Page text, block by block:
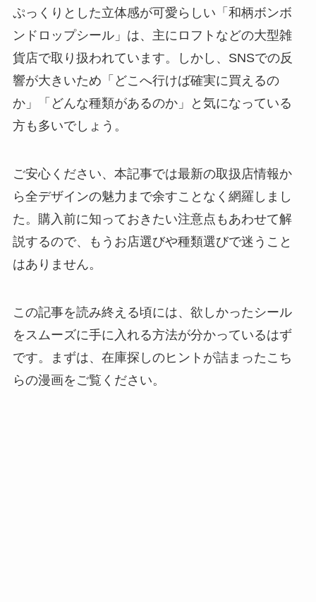
ぷっくりとした立体感が可愛らしい「和柄ボンボ
ンドロップシール」は、主にロフトなどの大型雑
貨店で取り扱われています。しかし、SNSでの反
響が大きいため「どこへ行けば確実に買えるの
か」「どんな種類があるのか」と気になっている
方も多いでしょう。
ご安心ください、本記事では最新の取扱店情報か
ら全デザインの魅力まで余すことなく網羅しまし
た。購入前に知っておきたい注意点もあわせて解
説するので、もうお店選びや種類選びで迷うこと
はありません。
この記事を読み終える頃には、欲しかったシール
をスムーズに手に入れる方法が分かっているはず
です。まずは、在庫探しのヒントが詰まったこち
らの漫画をご覧ください。